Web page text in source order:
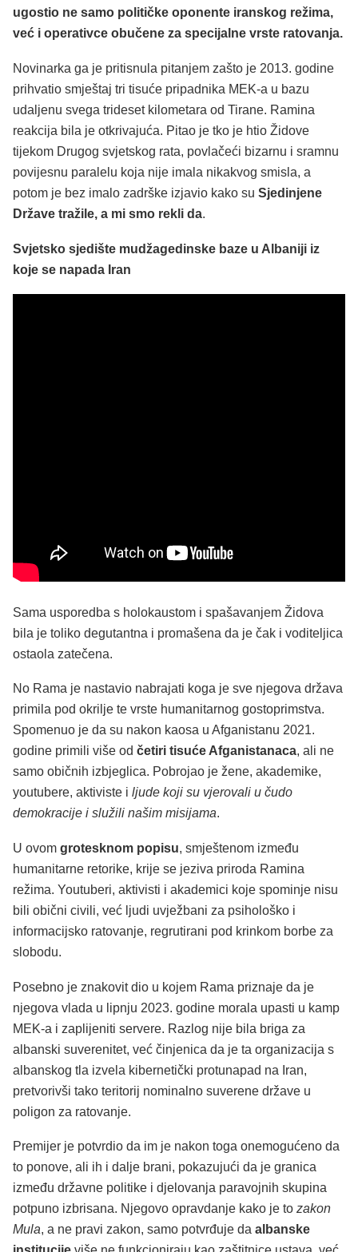
ugostio ne samo političke oponente iranskog režima,
već i operativce obučene za specijalne vrste ratovanja.
Novinarka ga je pritisnula pitanjem zašto je 2013. godine
prihvatio smještaj tri tisuće pripadnika MEK-a u bazu
udaljenu svega trideset kilometara od Tirane. Ramina
reakcija bila je otkrivajuća. Pitao je tko je htio Židove
tijekom Drugog svjetskog rata, povlačeći bizarnu i sramnu
povijesnu paralelu koja nije imala nikakvog smisla, a
potom je bez imalo zadrške izjavio kako su Sjedinjene
Države tražile, a mi smo rekli da.
Svjetsko sjedište mudžagedinske baze u Albaniji iz
koje se napada Iran
Sama usporedba s holokaustom i spašavanjem Židova
bila je toliko degutantna i promašena da je čak i voditeljica
ostaola zatečena.
No Rama je nastavio nabrajati koga je sve njegova država
primila pod okrilje te vrste humanitarnog gostoprimstva.
Spomenuo je da su nakon kaosa u Afganistanu 2021.
godine primili više od četiri tisuće Afganistanaca, ali ne
samo običnih izbjeglica. Pobrojao je žene, akademike,
youtubere, aktiviste i ljude koji su vjerovali u čudo
demokracije i služili našim misijama.
U ovom grotesknom popisu, smještenom između
humanitarne retorike, krije se jeziva priroda Ramina
režima. Youtuberi, aktivisti i akademici koje spominje nisu
bili obični civili, već ljudi uvježbani za psihološko i
informacijsko ratovanje, regrutirani pod krinkom borbe za
slobodu.
Posebno je znakovit dio u kojem Rama priznaje da je
njegova vlada u lipnju 2023. godine morala upasti u kamp
MEK-a i zaplijeniti servere. Razlog nije bila briga za
albanski suverenitet, već činjenica da je ta organizacija s
albanskog tla izvela kibernetički protunapad na Iran,
pretvorivši tako teritorij nominalno suverene države u
poligon za ratovanje.
Premijer je potvrdio da im je nakon toga onemogućeno da
to ponove, ali ih i dalje brani, pokazujući da je granica
između državne politike i djelovanja paravojnih skupina
potpuno izbrisana. Njegovo opravdanje kako je to zakon
Mula, a ne pravi zakon, samo potvrđuje da albanske